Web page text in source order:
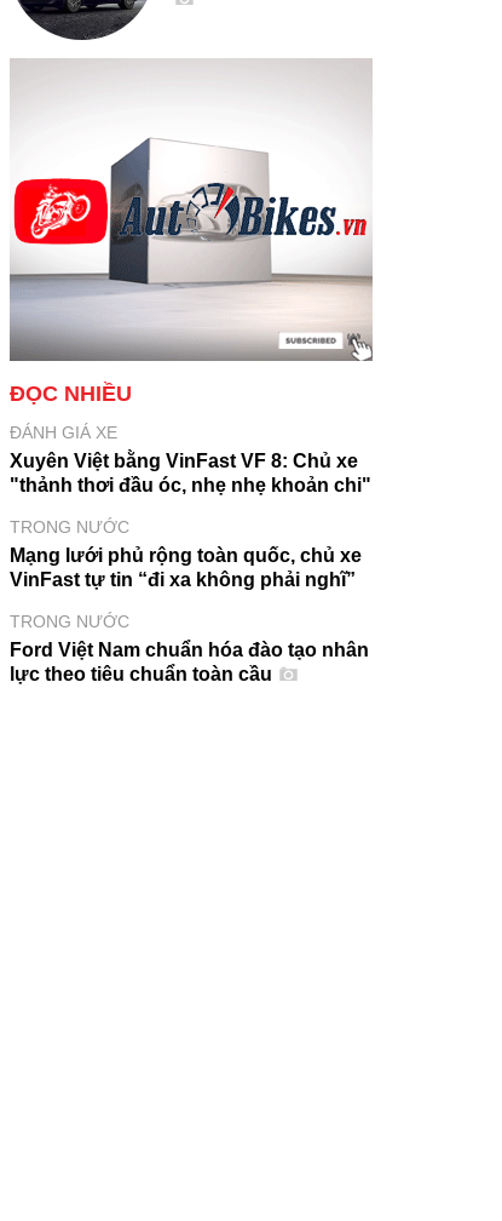
ĐỌC NHIỀU
ĐÁNH GIÁ XE
Xuyên Việt bằng VinFast VF 8: Chủ xe
"thảnh thơi đầu óc, nhẹ nhẹ khoản chi"
TRONG NƯỚC
Mạng lưới phủ rộng toàn quốc, chủ xe
VinFast tự tin “đi xa không phải nghĩ”
TRONG NƯỚC
Ford Việt Nam chuẩn hóa đào tạo nhân
lực theo tiêu chuẩn toàn cầu